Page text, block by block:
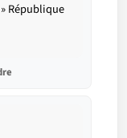
République